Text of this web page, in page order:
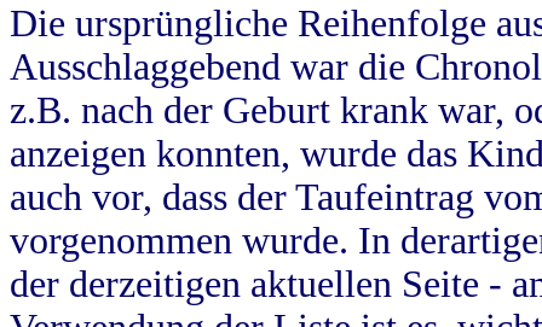
Die ursprüngliche Reihenfolge
Ausschlaggebend war die
z.B. nach der Geburt krank war,
anzeigen konnten, wurde das
auch vor, dass der Taufeintrag
vorgenommen wurde. In
der derzeitigen aktuellen Seite -